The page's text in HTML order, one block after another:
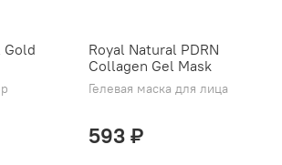
Gold
Royal Natural PDRN
Collagen Gel Mask
Гелевая маска для лица
593 ₽